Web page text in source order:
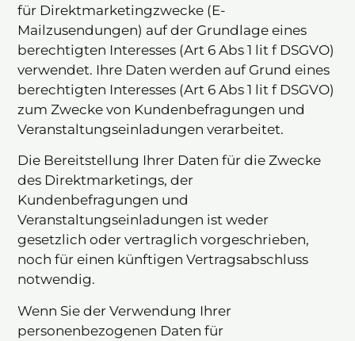
für Direktmarketingzwecke (E-
Mailzusendungen) auf der Grundlage eines
berechtigten Interesses (Art 6 Abs 1 lit f DSGVO)
verwendet. Ihre Daten werden auf Grund eines
berechtigten Interesses (Art 6 Abs 1 lit f DSGVO)
zum Zwecke von Kundenbefragungen und
Veranstaltungseinladungen verarbeitet.
Die Bereitstellung Ihrer Daten für die Zwecke
des Direktmarketings, der
Kundenbefragungen und
Veranstaltungseinladungen ist weder
gesetzlich oder vertraglich vorgeschrieben,
noch für einen künftigen Vertragsabschluss
notwendig.
Wenn Sie der Verwendung Ihrer
personenbezogenen Daten für